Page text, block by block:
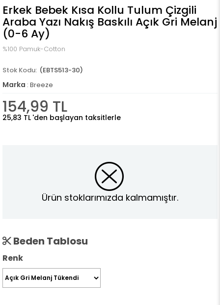
Erkek Bebek Kısa Kollu Tulum Çizgili
Araba Yazı Nakış Baskılı Açık Gri Melanj
(0-6 Ay)
%100 Pamuk-Cotton
(EBTS513-30)
Marka : Breeze
154,99 TL
25,83 TL 'den başlayan taksitlerle
Ürün stoklarımızda kalmamıştır.
Beden Tablosu
Renk